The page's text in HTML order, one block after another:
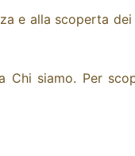
e alla scoperta
Chi siamo. Per